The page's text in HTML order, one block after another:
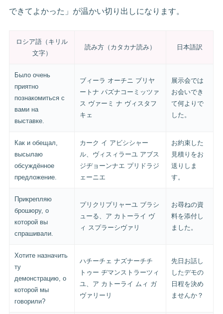
できてよかった」が温かい切り出しになります。
ロシア語（キリル
文字）
読み方（カタカナ読み） 日本語訳
Было очень
приятно
познакомиться с
вами на
выставке.
ブィーラ オーチニ プリヤ
ートナ パズナコーミッツァ
ス ヴァーミ ナ ヴィスタフ
キェ
展示会では
お会いでき
て何よりで
した。
Как и обещал,
высылаю
обсуждённое
предложение.
カーク イ アビシシャー
ル、ヴィスィラーユ アブス
ジヂョーンナエ プリドラジ
ェーニエ
お約束した
見積りをお
送りしま
す。
Прикрепляю
брошюру, о
которой вы
спрашивали.
プリクリプリャーユ ブラシ
ューる、ア カトーライ ヴ
ィ スプラーシヴァリ
お尋ねの資
料を添付し
ました。
Хотите назначить
ту
демонстрацию, о
которой мы
говорили?
ハチーチェ ナズナーチチ
トゥー ヂマンストラーツィ
ユ、ア カトーライ ムィ ガ
ヴァリーリ
先日お話し
したデモの
日程を決め
ませんか？